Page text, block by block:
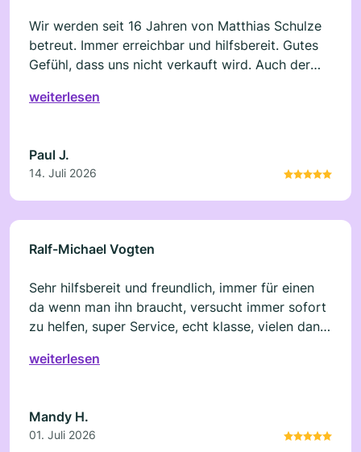
Wir werden seit 16 Jahren von Matthias Schulze
betreut. Immer erreichbar und hilfsbereit. Gutes
Gefühl, dass uns nicht verkauft wird. Auch der
weiterlesen
Paul J.
14. Juli 2026
Ralf-Michael Vogten
Sehr hilfsbereit und freundlich, immer für einen
da wenn man ihn braucht, versucht immer sofort
zu helfen, super Service, echt klasse, vielen dank
Service
weiterlesen
Mandy H.
01. Juli 2026